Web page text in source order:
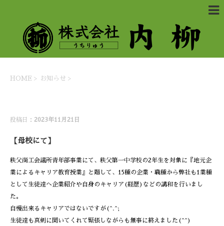
HOME > お知らせ >
投稿日： 2023年11月21日
【母校にて】
秩父商工会議所青年部事業にて、秩父第一中学校の2年生を対象に『地元企
業によるキャリア教育授業』と題して、15種の企業・職種から弊社も1業種
として生徒達へ企業紹介や自身のキャリア(経歴)などの講和を行いまし
た。
自慢出来るキャリアではないですが(^.^;
生徒達も真剣に聞いてくれて緊張しながらも無事に終えました(^^)